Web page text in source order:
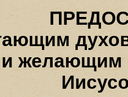
и желающим